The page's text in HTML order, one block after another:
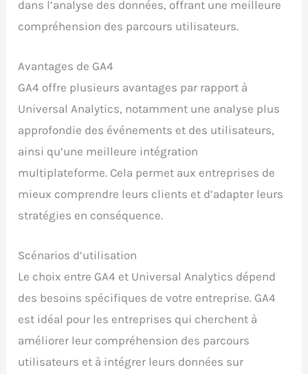
dans l’analyse des données, offrant une meilleure
compréhension des parcours utilisateurs.
Avantages de GA4
GA4 offre plusieurs avantages par rapport à
Universal Analytics, notamment une analyse plus
approfondie des événements et des utilisateurs,
ainsi qu’une meilleure intégration
multiplateforme. Cela permet aux entreprises de
mieux comprendre leurs clients et d’adapter leurs
stratégies en conséquence.
Scénarios d’utilisation
Le choix entre GA4 et Universal Analytics dépend
des besoins spécifiques de votre entreprise. GA4
est idéal pour les entreprises qui cherchent à
améliorer leur compréhension des parcours
utilisateurs et à intégrer leurs données sur